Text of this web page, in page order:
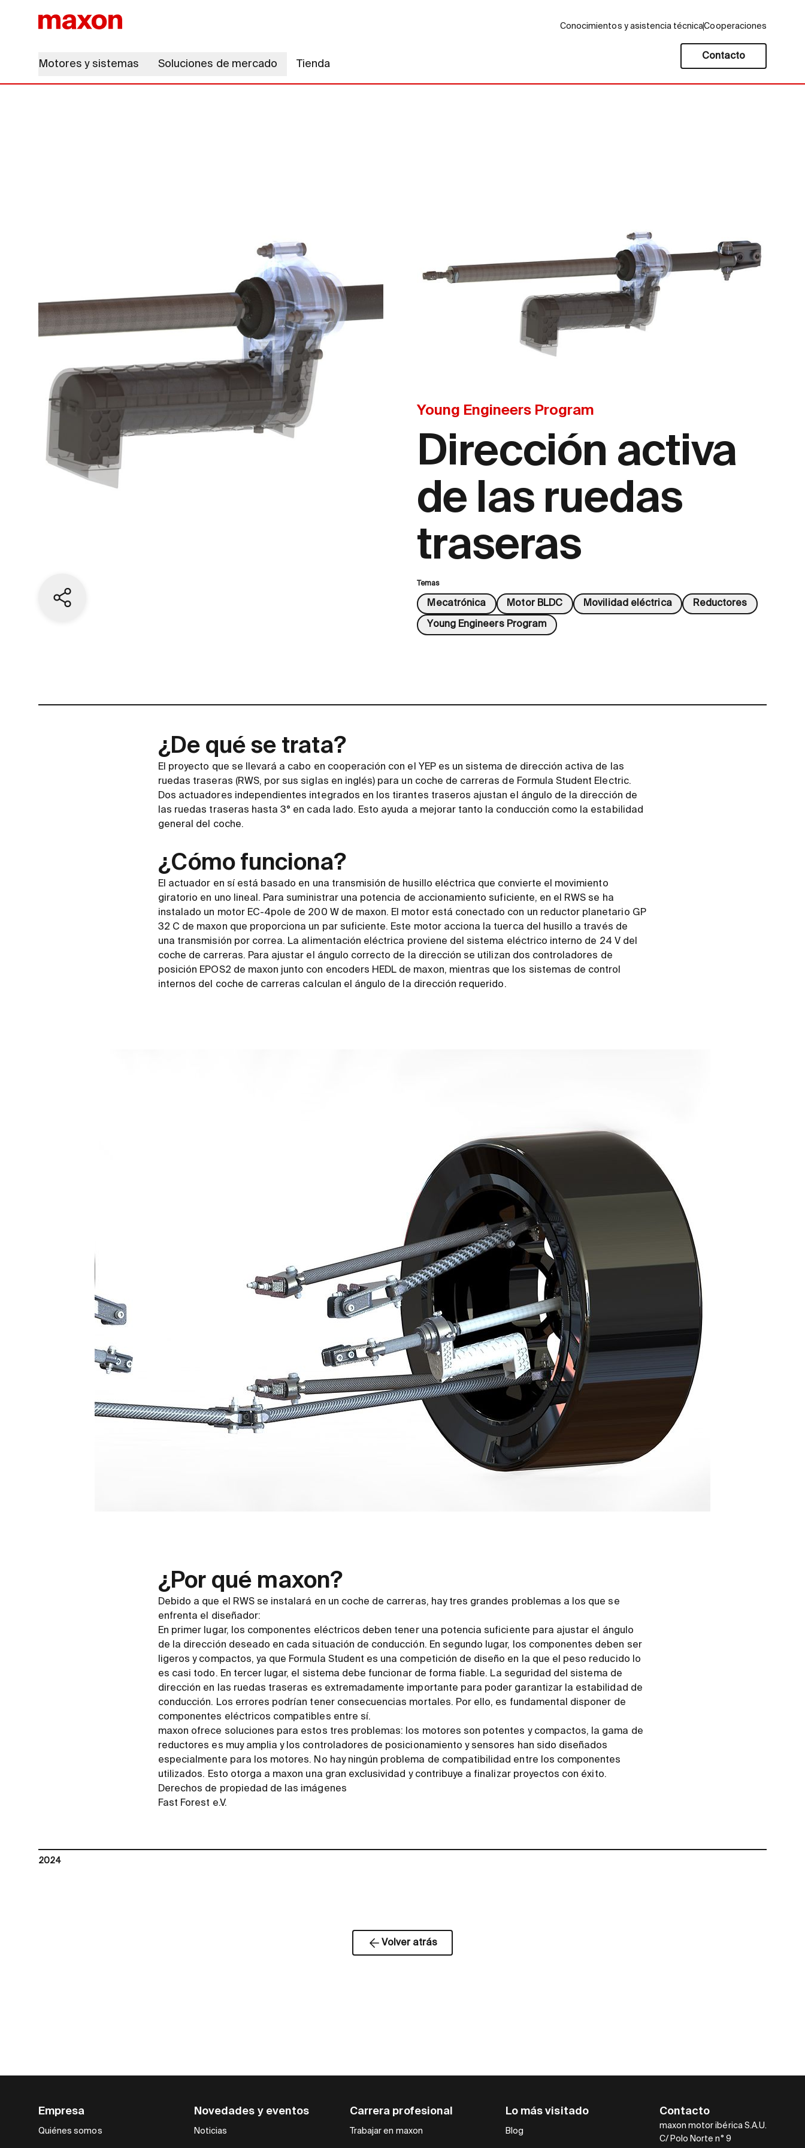
Conocimientos y asistencia técnicaCooperaciones
Motores y sistemas Soluciones de mercado Tienda
Contacto
Young Engineers Program
Dirección activa
de las ruedas
traseras
Temas
Mecatrónica Motor BLDC Movilidad eléctrica Reductores
Young Engineers Program
Share current page
¿De qué se trata?
El proyecto que se llevará a cabo en cooperación con el YEP es un sistema de dirección activa de las
ruedas traseras (RWS, por sus siglas en inglés) para un coche de carreras de Formula Student Electric.
Dos actuadores independientes integrados en los tirantes traseros ajustan el ángulo de la dirección de
las ruedas traseras hasta 3° en cada lado. Esto ayuda a mejorar tanto la conducción como la estabilidad
general del coche.
¿Cómo funciona?
El actuador en sí está basado en una transmisión de husillo eléctrica que convierte el movimiento
giratorio en uno lineal. Para suministrar una potencia de accionamiento suficiente, en el RWS se ha
instalado un motor EC-4pole de 200 W de maxon. El motor está conectado con un reductor planetario GP
32 C de maxon que proporciona un par suficiente. Este motor acciona la tuerca del husillo a través de
una transmisión por correa. La alimentación eléctrica proviene del sistema eléctrico interno de 24 V del
coche de carreras. Para ajustar el ángulo correcto de la dirección se utilizan dos controladores de
posición EPOS2 de maxon junto con encoders HEDL de maxon, mientras que los sistemas de control
internos del coche de carreras calculan el ángulo de la dirección requerido.
¿Por qué maxon?
Debido a que el RWS se instalará en un coche de carreras, hay tres grandes problemas a los que se
enfrenta el diseñador:
En primer lugar, los componentes eléctricos deben tener una potencia suficiente para ajustar el ángulo
de la dirección deseado en cada situación de conducción. En segundo lugar, los componentes deben ser
ligeros y compactos, ya que Formula Student es una competición de diseño en la que el peso reducido lo
es casi todo. En tercer lugar, el sistema debe funcionar de forma fiable. La seguridad del sistema de
dirección en las ruedas traseras es extremadamente importante para poder garantizar la estabilidad de
conducción. Los errores podrían tener consecuencias mortales. Por ello, es fundamental disponer de
componentes eléctricos compatibles entre sí.
maxon ofrece soluciones para estos tres problemas: los motores son potentes y compactos, la gama de
reductores es muy amplia y los controladores de posicionamiento y sensores han sido diseñados
especialmente para los motores. No hay ningún problema de compatibilidad entre los componentes
utilizados. Esto otorga a maxon una gran exclusividad y contribuye a finalizar proyectos con éxito.
Derechos de propiedad de las imágenes
Fast Forest e.V.
2024
Volver atrás
Contacto
maxon motor ibérica S.A.U.
C/ Polo Norte n° 9
Empresa
Quiénes somos
Novedades y eventos
Noticias
Carrera profesional
Trabajar en maxon
Lo más visitado
Blog